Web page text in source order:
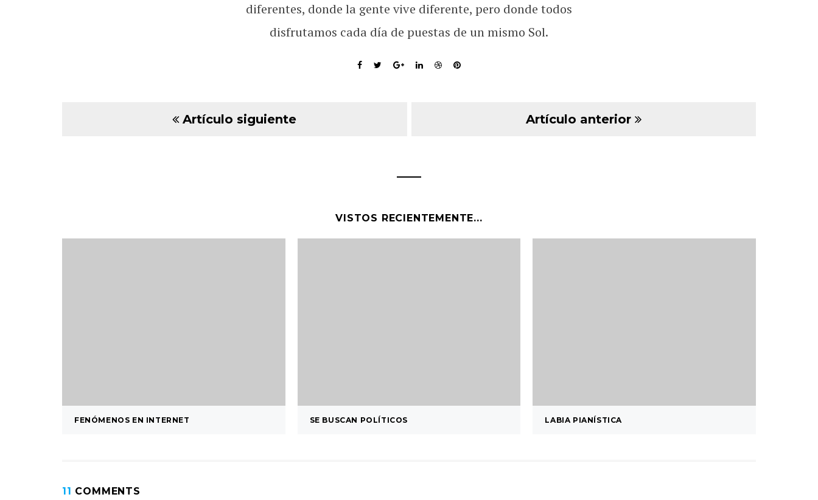
diferentes, donde la gente vive diferente, pero donde todos
disfrutamos cada día de puestas de un mismo Sol.
Artículo siguiente Artículo anterior
VISTOS RECIENTEMENTE...
FENÓMENOS EN INTERNET SE BUSCAN POLÍTICOS LABIA PIANÍSTICA
11 COMMENTS